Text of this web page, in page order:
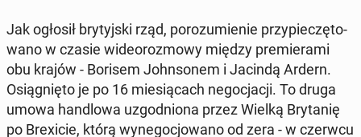
Jak ogłosił bry­tyj­ski rząd, po­ro­zu­mie­nie przy­pie­czę­to­
wa­no w czasie wi­de­oro­zmo­wy między pre­mie­ra­mi
obu krajów - Borisem John­so­nem i Jacindą Ardern.
Osią­gnię­to je po 16 mie­sią­cach ne­go­cja­cji. To druga
umowa han­dlo­wa uzgod­nio­na przez Wielką Bry­ta­nię
po Bre­xi­cie, którą wy­ne­go­cjo­wa­no od zera - w czerwcu